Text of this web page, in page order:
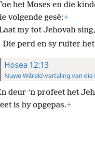
het Moses en die
volgende gesê:+
my tot Jehovah
Die perd en sy ruiter
Hosea 12:13
Nuwe Wêreld-vertaling van die
deur ’n profeet het
is hy opgepas.+